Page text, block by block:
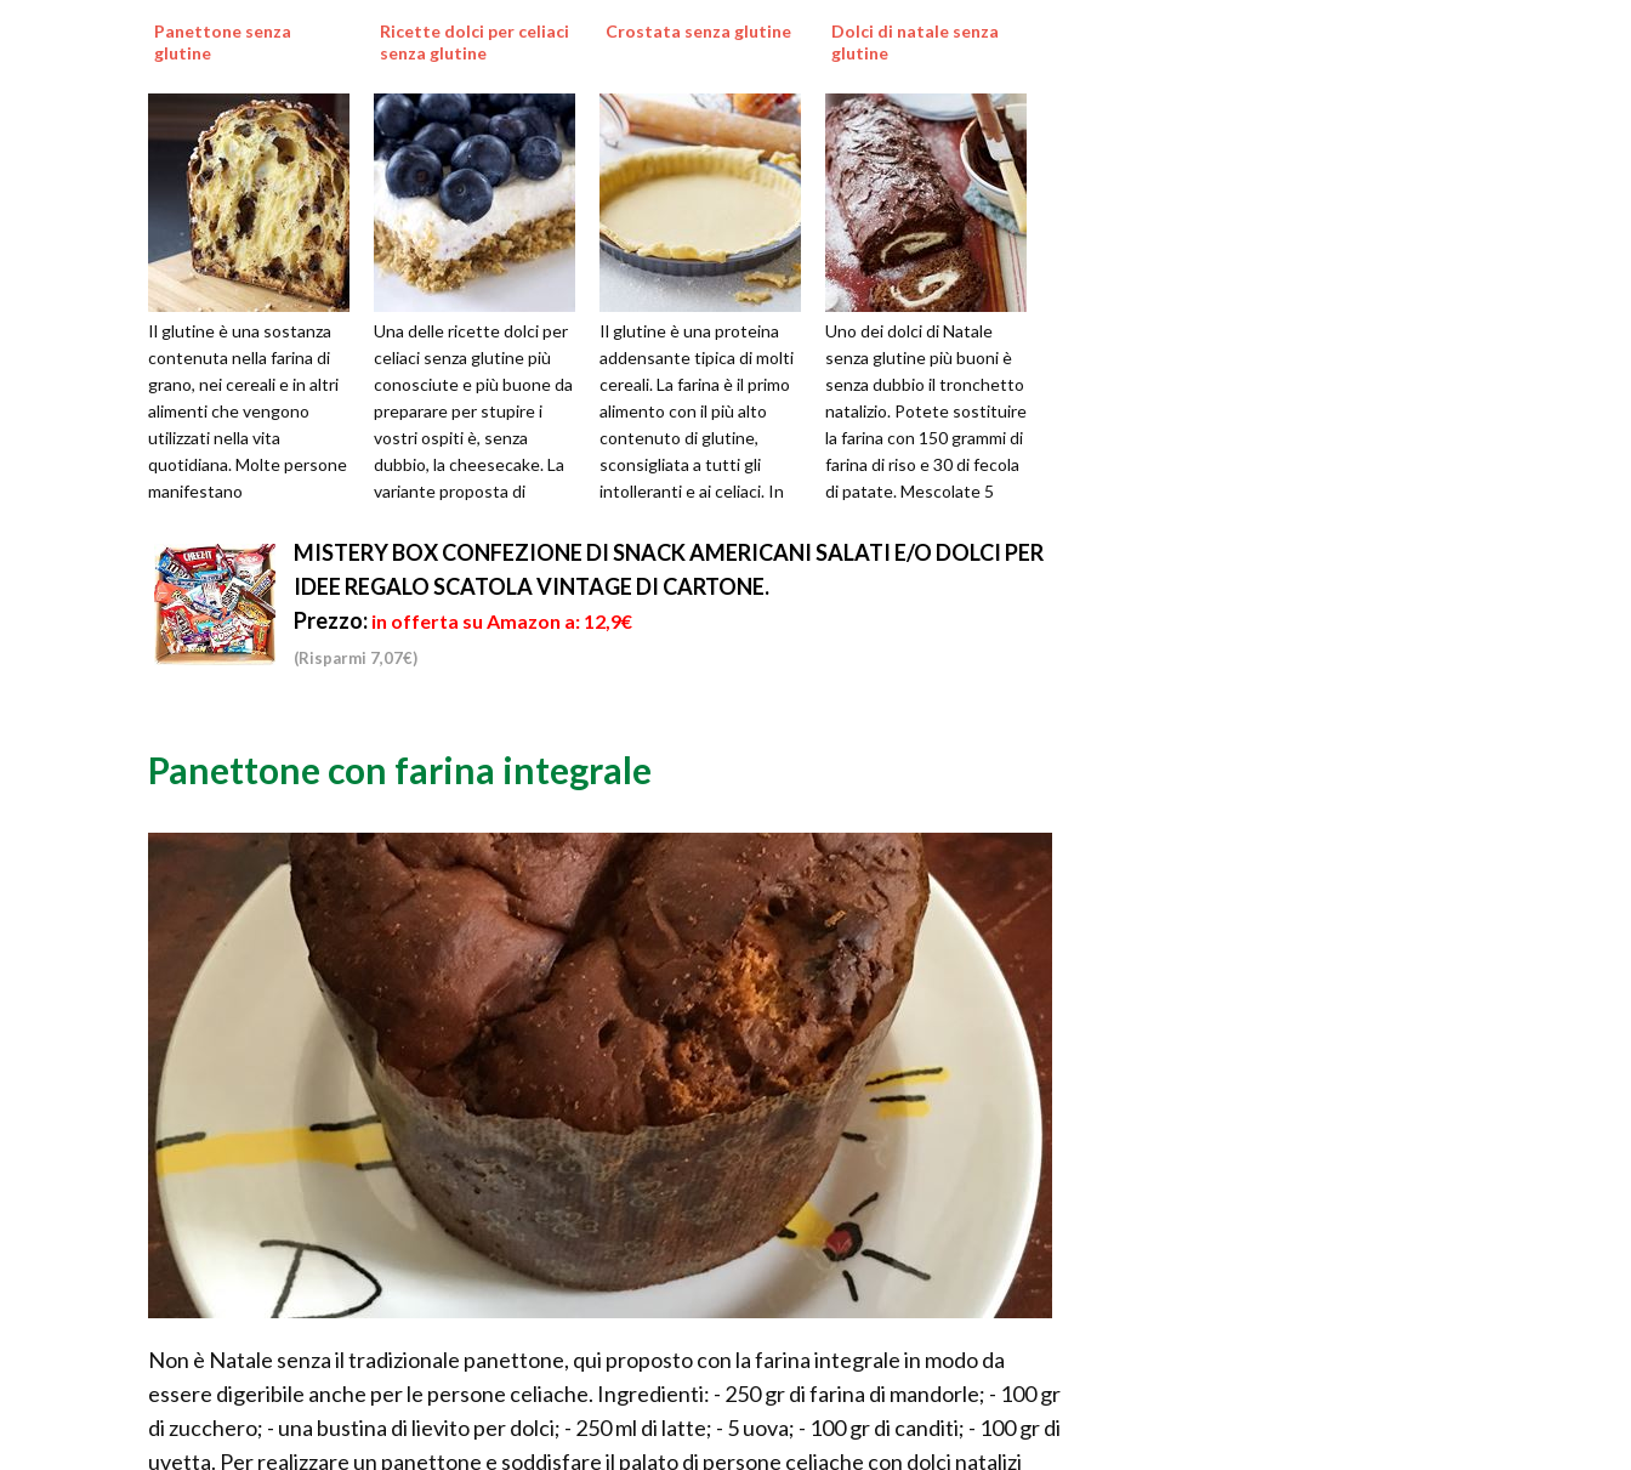
Panettone senza
glutine
Il glutine è una sostanza
contenuta nella farina di
grano, nei cereali e in altri
alimenti che vengono
utilizzati nella vita
quotidiana. Molte persone
manifestano
proteina ed ...
Ricette dolci per celiaci
senza glutine
Una delle ricette dolci per
celiaci senza glutine più
conosciute e più buone da
preparare per stupire i
vostri ospiti è, senza
dubbio, la cheesecake. La
variante proposta di
Crostata senza glutine
Il glutine è una proteina
addensante tipica di molti
cereali. La farina è il primo
alimento con il più alto
contenuto di glutine,
sconsigliata a tutti gli
intolleranti e ai celiaci. In
Dolci di natale senza
glutine
Uno dei dolci di Natale
senza glutine più buoni è
senza dubbio il tronchetto
natalizio. Potete sostituire
la farina con 150 grammi di
farina di riso e 30 di fecola
di patate. Mescolate 5
MISTERY BOX CONFEZIONE DI SNACK AMERICANI SALATI E/O DOLCI PER
IDEE REGALO SCATOLA VINTAGE DI CARTONE.
Prezzo: in offerta su Amazon a: 12,9€
(Risparmi 7,07€)
Panettone con farina integrale
Non è Natale senza il tradizionale panettone, qui proposto con la farina integrale in modo da
essere digeribile anche per le persone celiache. Ingredienti: - 250 gr di farina di mandorle; - 100 gr
di zucchero; - una bustina di lievito per dolci; - 250 ml di latte; - 5 uova; - 100 gr di canditi; - 100 gr di
uvetta. Per realizzare un panettone e soddisfare il palato di persone celiache con dolci natalizi